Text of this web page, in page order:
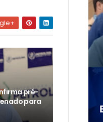
pré-
para